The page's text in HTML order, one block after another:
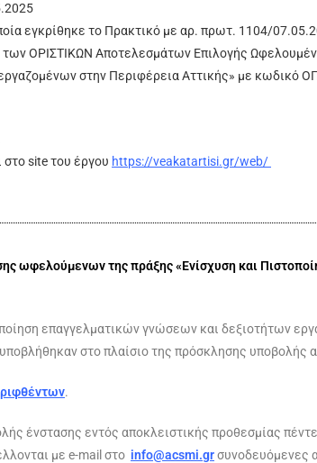
εγκρίθηκε το Πρακτικό με αρ. πρωτ. 1104/
ΟΡΙΣΤΙΚΩΝ Αποτελεσμάτων Επιλογής
στην Περιφέρεια Αττικής» με κωδικό
στο site του έργου https://veakatartisi.gr/web/
ωφελούμενων της πράξης «Ενίσχυση και
επαγγελματικών γνώσεων και δεξιοτήτων
στο πλαίσιο της πρόσκλησης υποβολής
.
ένστασης εντός αποκλειστικής προθεσμίας
με e-mail στο info@acsmi.grσυνοδευόμενες